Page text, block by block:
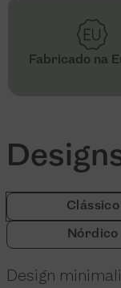
Fabricado na
Clássico
Nórdico
Design